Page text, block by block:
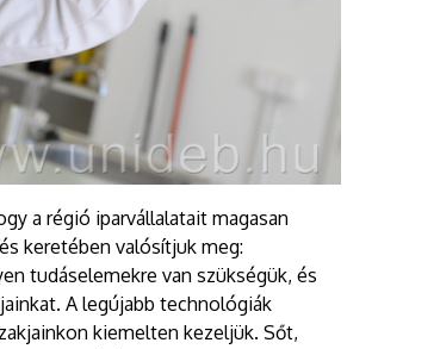
a régió iparvállalatait magasan
keretében valósítjuk meg:
tudáselemekre van szükségük, és
A legújabb technológiák
kiemelten kezeljük. Sőt,